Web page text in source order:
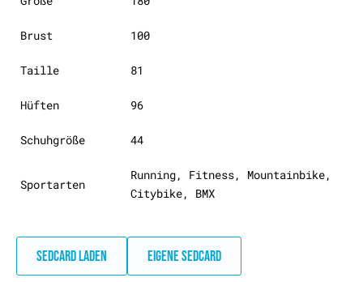
Brust 100
Taille 81
Hüften 96
Schuhgröße 44
Sportarten
Running, Fitness, Mountainbike,
Citybike, BMX
SEDCARD LADEN EIGENE SEDCARD